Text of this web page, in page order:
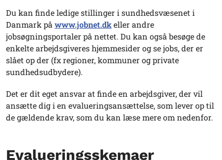
Du kan finde ledige stillinger i sundhedsvæsenet i
Danmark påwww.jobnet.dkeller andre
jobsøgningsportaler på nettet. Du kan også besøge de
enkelte arbejdsgiveres hjemmesider og se jobs, der er
slået op der (fx regioner, kommuner og private
sundhedsudbydere).
Det er dit eget ansvar at finde en arbejdsgiver, der vil
ansætte dig i en evalueringsansættelse, som lever op til
de gældende krav, som du kan læse mere om nedenfor.
Evalueringsskemaer